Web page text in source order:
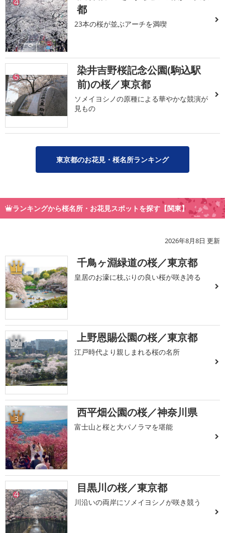
都
23本の桜が並ぶアーチを満喫
5
染井吉野桜記念公園(駒込駅
前)の桜／東京都
ソメイヨシノの原種による華やかな競演が
見もの
東京都のお花見・桜名所ランキング
ランキングから桜名所・お花見スポットを探す【関東】
2026年8月8日 更新
1 千鳥ヶ淵緑道の桜／東京都
皇居のお濠に枝ぶりの良い桜が咲き誇る
2 上野恩賜公園の桜／東京都
江戸時代より親しまれる桜の名所
3 西平畑公園の桜／神奈川県
富士山と桜と大パノラマを堪能
4 目黒川の桜／東京都
川沿いの両岸にソメイヨシノが咲き競う